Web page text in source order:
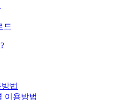
드
법
이용방법